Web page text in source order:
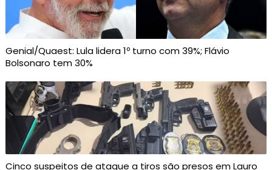
Genial/Quaest: Lula lidera 1º turno com 39%; Flávio
Bolsonaro tem 30%
Cinco suspeitos de ataque a tiros são presos em Lauro